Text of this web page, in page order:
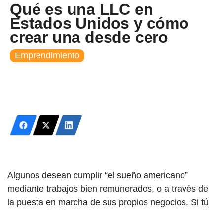
Qué es una LLC en
Estados Unidos y cómo
crear una desde cero
Emprendimiento
Algunos desean cumplir “el sueño americano”
mediante trabajos bien remunerados, o a través de
la puesta en marcha de sus propios negocios. Si tú